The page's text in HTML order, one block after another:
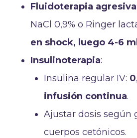
Fluidoterapia agresiva
NaCl 0,9% o Ringer
en shock, luego 4-6
Insulinoterapia:
Insulina regular IV:
infusión continua.
Ajustar dosis según
cuerpos cetónicos.